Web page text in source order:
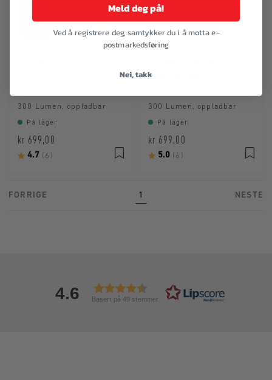
300 Lumen, oppladbar
På lager
kr 699,00
Karakter:
4.7 (6)
VARMT LYS 300LM
300 Lumen, oppladbar
På lager
kr 699,00
Karakter:
5.0 (6)
FORRIGE 1 NESTE
4.6 Basert på 49 stemmer
Meld deg på!
Ved å registrere deg, samtykker du i å motta e-
postmarkedsføring
Nei, takk